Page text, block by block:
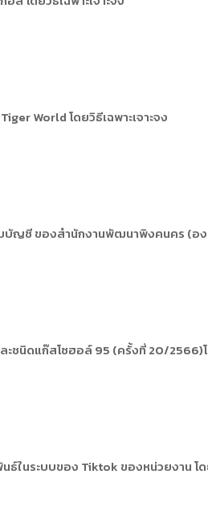
World โดยวิธีเฉพาะเจาะจง
บัญชี ของสำนักงานพัฒนาพิงคนคร (
ชนิดแก๊สโซฮอล์ 95 (ครั้งที่ 20/2566)โ
ธ์ในระบบของ Tiktok ของหน่วยงาน โด